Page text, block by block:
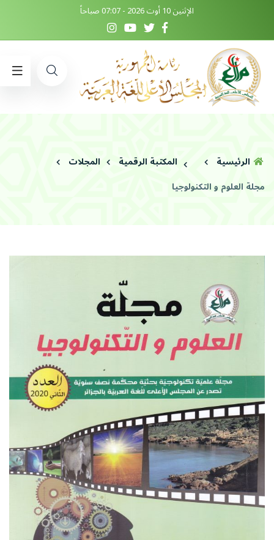
الإثنين 10 أوت 2026 - 07:07 صباحاً
الرئيسية المكتبة الرقمية
المجلات
مجلة العلوم و التكنولوجيا